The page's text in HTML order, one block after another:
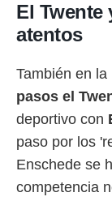
El Twente
atentos
También en la
pasos el
deportivo con
paso por los
Enschede se
competencia